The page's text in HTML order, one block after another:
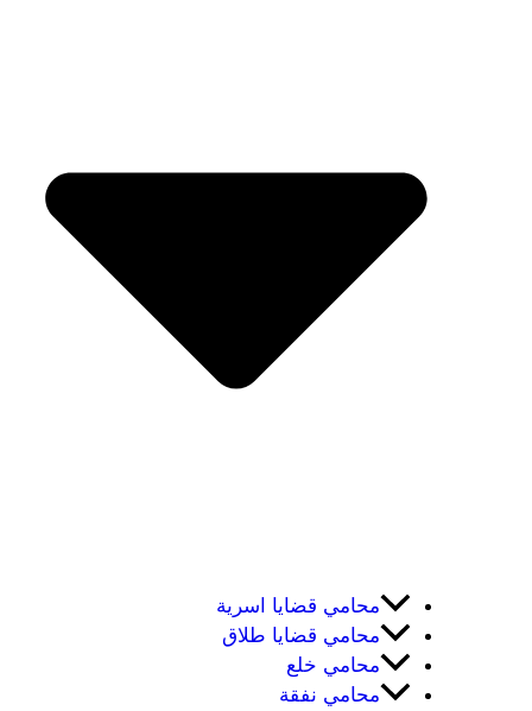
محامي قضايا اسرية
محامي قضايا طلاق
محامي خلع
محامي نفقة